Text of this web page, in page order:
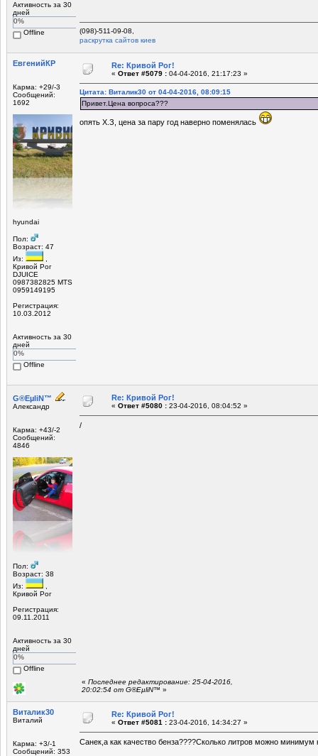
Активность за 30
дней
0%
Offline
(098)-511-09-08,
раскрутка сайтов киев
ЕвгенийКР
Карма: +29/-3
Сообщений:
1692
hyundai
Пол:
Возраст: 47
Из:
Кривой Рог
DJUICE
0987382825 MTS
0959149195
Регистрация:
10.03.2012
Активность за 30
дней
0%
Offline
Re: Кривой Рог!
« Ответ #5079 : 04-04-2016, 21:17:23 »
Цитата: Виталик30 от 04-04-2016, 08:09:15
Привет.Цена вопроса???
опять Х.З, цена за пару год наверно поменялась
G®EµliN™
Александр
Карма: +43/-2
Сообщений:
4846
Пол:
Возраст: 38
Из:
Кривой Рог
Регистрация:
09.11.2011
Активность за 30
дней
0%
Offline
Re: Кривой Рог!
« Ответ #5080 : 23-04-2016, 08:04:52 »
/
« Последнее редактирование: 25-04-2016,
20:02:54 от G®EµliN™ »
Виталик30
Виталий
Карма: +3/-1
Сообщений: 353
Re: Кривой Рог!
« Ответ #5081 : 23-04-2016, 14:34:27 »
Санек,а как качество бенза????Сколько литров можно минимум